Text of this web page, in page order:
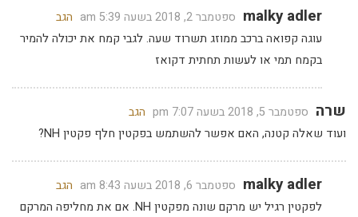
malky adler ספטמבר 2, 2018 בשעה 5:39 am
הגב
עוגה קפואה ברכב ממוזג תשרוד שעה. לגבי קמח את יכולה להמיר
בקמח תמי או לעשות תחתית דקואז
שרה ספטמבר 5, 2018 בשעה 7:07 pm
הגב
ועוד שאלה קטנה, האם אפשר להשתמש בפקטין חלף פקטין NH?
malky adler ספטמבר 6, 2018 בשעה 8:43 am
הגב
לפקטין רגיל יש מרקם שונה מפקטין NH. אם את מחליפה המרקם